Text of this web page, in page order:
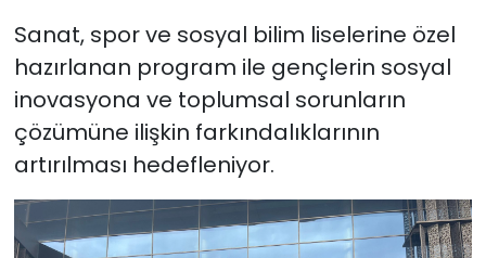
Sanat, spor ve sosyal bilim liselerine özel
hazırlanan program ile gençlerin sosyal
inovasyona ve toplumsal sorunların
çözümüne ilişkin farkındalıklarının
artırılması hedefleniyor.